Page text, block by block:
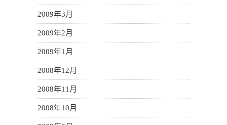
2009年3月
2009年2月
2009年1月
2008年12月
2008年11月
2008年10月